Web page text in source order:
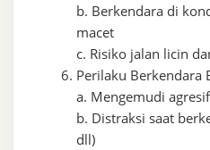
b. Berkendara di
macet
c. Risiko jalan licin
Perilaku Berkendara
a. Mengemudi
b. Distraksi saat
dll)